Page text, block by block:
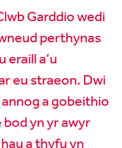
Garddio wedi
perthynas
eraill a’u
eu straeon. Dwi
a gobeithio
bod yn yr awyr
a thyfu yn